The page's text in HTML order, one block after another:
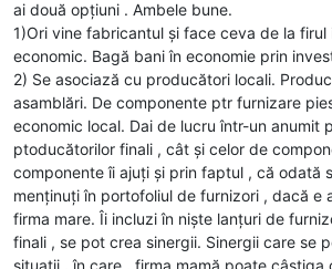
ai două opțiuni . Ambele bune.
1)Ori vine fabricantul și face ceva de la firul
economic. Bagă bani în economie prin
2) Se asociază cu producători locali.
asamblări. De componente ptr furnizare
economic local. Dai de lucru într-un anumit
ptoducătorilor finali , cât și celor de
componente îi ajuți și prin faptul , că odată
menținuți în portofoliul de furnizori , dacă e
firma mare. Îi incluzi în niște lanțuri de
finali , se pot crea sinergii. Sinergii care se
situații , în care , firma mamă poate